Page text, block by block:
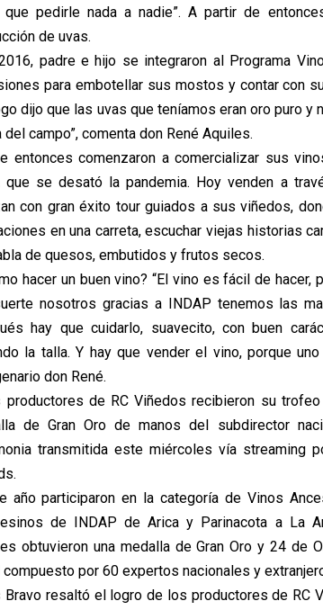
que pedirle nada a nadie”. A partir de
de uvas.
padre e hijo se integraron al Programa
para embotellar sus mostos y contar con
dijo que las uvas que teníamos eran oro puro y
del campo”, comenta don René Aquiles.
entonces comenzaron a comercializar sus
que se desató la pandemia. Hoy venden a
con gran éxito tour guiados a sus viñedos,
en una carreta, escuchar viejas historias
de quesos, embutidos y frutos secos.
hacer un buen vino? “El vino es fácil de
nosotros gracias a INDAP tenemos las
hay que cuidarlo, suavecito, con buen
la talla. Y hay que vender el vino, porque
don René.
de RC Viñedos recibieron su
de Gran Oro de manos del subdirector
transmitida este miércoles vía streaming
año participaron en la categoría de Vinos
de INDAP de Arica y Parinacota a La
obtuvieron una medalla de Gran Oro y 24 de
compuesto por 60 expertos nacionales y
Bravo resaltó el logro de los productores de RC